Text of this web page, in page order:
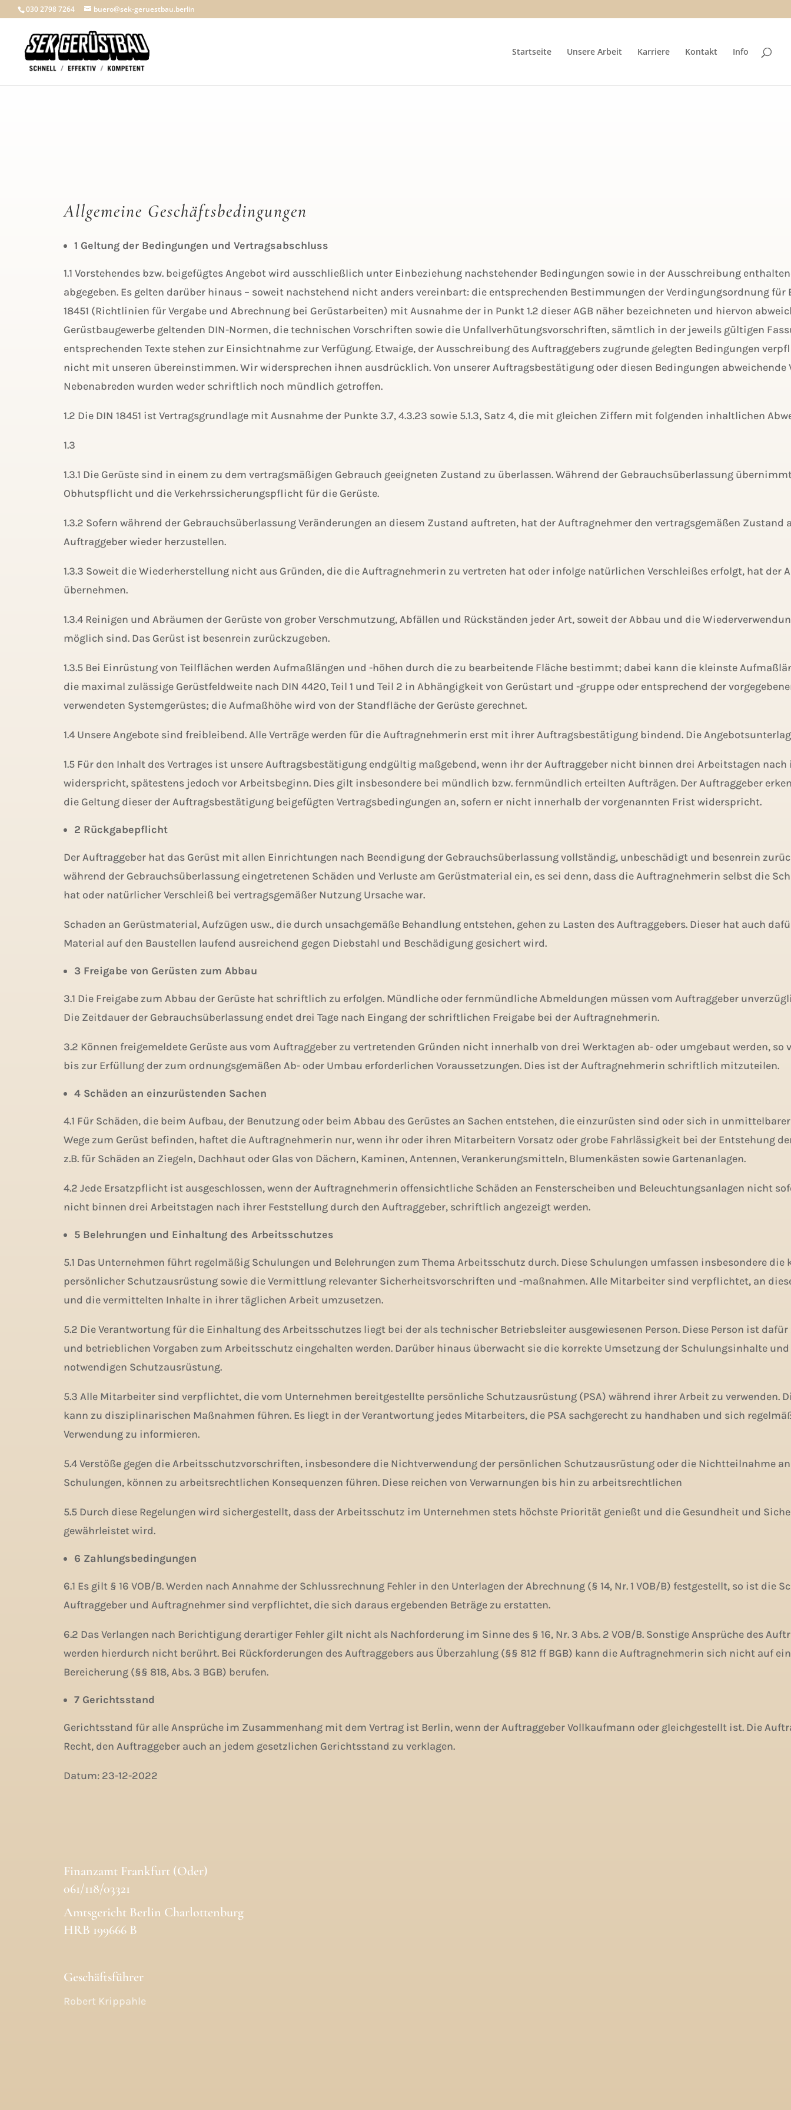
030 2798 7264 buero@sek-geruestbau.berlin
Startseite Unsere Arbeit Karriere Kontakt Info
Allgemeine Geschäftsbedingungen
1 Geltung der Bedingungen und Vertragsabschluss
1.1 Vorstehendes bzw. beigefügtes Angebot wird ausschließlich unter Einbeziehung nachstehender Bedingungen sowie in der Ausschreibung
abgegeben. Es gelten darüber hinaus – soweit nachstehend nicht anders vereinbart: die entsprechenden Bestimmungen der Verdingungsordnung für
18451 (Richtlinien für Vergabe und Abrechnung bei Gerüstarbeiten) mit Ausnahme der in Punkt 1.2 dieser AGB näher bezeichneten und hiervon
Gerüstbaugewerbe geltenden DIN-Normen, die technischen Vorschriften sowie die Unfallverhütungsvorschriften, sämtlich in der jeweils gültigen
entsprechenden Texte stehen zur Einsichtnahme zur Verfügung. Etwaige, der Ausschreibung des Auftraggebers zugrunde gelegten Bedingungen
nicht mit unseren übereinstimmen. Wir widersprechen ihnen ausdrücklich. Von unserer Auftragsbestätigung oder diesen Bedingungen abweichende
Nebenabreden wurden weder schriftlich noch mündlich getroffen.
1.2 Die DIN 18451 ist Vertragsgrundlage mit Ausnahme der Punkte 3.7, 4.3.23 sowie 5.1.3, Satz 4, die mit gleichen Ziffern mit folgenden inhaltlichen
1.3
1.3.1 Die Gerüste sind in einem zu dem vertragsmäßigen Gebrauch geeigneten Zustand zu überlassen. Während der Gebrauchsüberlassung
Obhutspflicht und die Verkehrssicherungspflicht für die Gerüste.
1.3.2 Sofern während der Gebrauchsüberlassung Veränderungen an diesem Zustand auftreten, hat der Auftragnehmer den vertragsgemäßen Zustand
Auftraggeber wieder herzustellen.
1.3.3 Soweit die Wiederherstellung nicht aus Gründen, die die Auftragnehmerin zu vertreten hat oder infolge natürlichen Verschleißes erfolgt, hat der
übernehmen.
1.3.4 Reinigen und Abräumen der Gerüste von grober Verschmutzung, Abfällen und Rückständen jeder Art, soweit der Abbau und die
möglich sind. Das Gerüst ist besenrein zurückzugeben.
1.3.5 Bei Einrüstung von Teilflächen werden Aufmaßlängen und -höhen durch die zu bearbeitende Fläche bestimmt; dabei kann die kleinste
die maximal zulässige Gerüstfeldweite nach DIN 4420, Teil 1 und Teil 2 in Abhängigkeit von Gerüstart und -gruppe oder entsprechend der
verwendeten Systemgerüstes; die Aufmaßhöhe wird von der Standfläche der Gerüste gerechnet.
1.4 Unsere Angebote sind freibleibend. Alle Verträge werden für die Auftragnehmerin erst mit ihrer Auftragsbestätigung bindend. Die
1.5 Für den Inhalt des Vertrages ist unsere Auftragsbestätigung endgültig maßgebend, wenn ihr der Auftraggeber nicht binnen drei Arbeitstagen
widerspricht, spätestens jedoch vor Arbeitsbeginn. Dies gilt insbesondere bei mündlich bzw. fernmündlich erteilten Aufträgen. Der Auftraggeber
die Geltung dieser der Auftragsbestätigung beigefügten Vertragsbedingungen an, sofern er nicht innerhalb der vorgenannten Frist widerspricht.
2 Rückgabepflicht
Der Auftraggeber hat das Gerüst mit allen Einrichtungen nach Beendigung der Gebrauchsüberlassung vollständig, unbeschädigt und besenrein
während der Gebrauchsüberlassung eingetretenen Schäden und Verluste am Gerüstmaterial ein, es sei denn, dass die Auftragnehmerin selbst die
hat oder natürlicher Verschleiß bei vertragsgemäßer Nutzung Ursache war.
Schaden an Gerüstmaterial, Aufzügen usw., die durch unsachgemäße Behandlung entstehen, gehen zu Lasten des Auftraggebers. Dieser hat auch
Material auf den Baustellen laufend ausreichend gegen Diebstahl und Beschädigung gesichert wird.
3 Freigabe von Gerüsten zum Abbau
3.1 Die Freigabe zum Abbau der Gerüste hat schriftlich zu erfolgen. Mündliche oder fernmündliche Abmeldungen müssen vom Auftraggeber
Die Zeitdauer der Gebrauchsüberlassung endet drei Tage nach Eingang der schriftlichen Freigabe bei der Auftragnehmerin.
3.2 Können freigemeldete Gerüste aus vom Auftraggeber zu vertretenden Gründen nicht innerhalb von drei Werktagen ab- oder umgebaut werden,
bis zur Erfüllung der zum ordnungsgemäßen Ab- oder Umbau erforderlichen Voraussetzungen. Dies ist der Auftragnehmerin schriftlich mitzuteilen.
4 Schäden an einzurüstenden Sachen
4.1 Für Schäden, die beim Aufbau, der Benutzung oder beim Abbau des Gerüstes an Sachen entstehen, die einzurüsten sind oder sich in
Wege zum Gerüst befinden, haftet die Auftragnehmerin nur, wenn ihr oder ihren Mitarbeitern Vorsatz oder grobe Fahrlässigkeit bei der Entstehung
z.B. für Schäden an Ziegeln, Dachhaut oder Glas von Dächern, Kaminen, Antennen, Verankerungsmitteln, Blumenkästen sowie Gartenanlagen.
4.2 Jede Ersatzpflicht ist ausgeschlossen, wenn der Auftragnehmerin offensichtliche Schäden an Fensterscheiben und Beleuchtungsanlagen nicht
nicht binnen drei Arbeitstagen nach ihrer Feststellung durch den Auftraggeber, schriftlich angezeigt werden.
5 Belehrungen und Einhaltung des Arbeitsschutzes
5.1 Das Unternehmen führt regelmäßig Schulungen und Belehrungen zum Thema Arbeitsschutz durch. Diese Schulungen umfassen insbesondere die
persönlicher Schutzausrüstung sowie die Vermittlung relevanter Sicherheitsvorschriften und -maßnahmen. Alle Mitarbeiter sind verpflichtet, an
und die vermittelten Inhalte in ihrer täglichen Arbeit umzusetzen.
5.2 Die Verantwortung für die Einhaltung des Arbeitsschutzes liegt bei der als technischer Betriebsleiter ausgewiesenen Person. Diese Person ist
und betrieblichen Vorgaben zum Arbeitsschutz eingehalten werden. Darüber hinaus überwacht sie die korrekte Umsetzung der Schulungsinhalte
notwendigen Schutzausrüstung.
5.3 Alle Mitarbeiter sind verpflichtet, die vom Unternehmen bereitgestellte persönliche Schutzausrüstung (PSA) während ihrer Arbeit zu verwenden.
kann zu disziplinarischen Maßnahmen führen. Es liegt in der Verantwortung jedes Mitarbeiters, die PSA sachgerecht zu handhaben und sich
Verwendung zu informieren.
5.4 Verstöße gegen die Arbeitsschutzvorschriften, insbesondere die Nichtverwendung der persönlichen Schutzausrüstung oder die Nichtteilnahme
Schulungen, können zu arbeitsrechtlichen Konsequenzen führen. Diese reichen von Verwarnungen bis hin zu arbeitsrechtlichen
5.5 Durch diese Regelungen wird sichergestellt, dass der Arbeitsschutz im Unternehmen stets höchste Priorität genießt und die Gesundheit und
gewährleistet wird.
6 Zahlungsbedingungen
6.1 Es gilt § 16 VOB/B. Werden nach Annahme der Schlussrechnung Fehler in den Unterlagen der Abrechnung (§ 14, Nr. 1 VOB/B) festgestellt, so ist die
Auftraggeber und Auftragnehmer sind verpflichtet, die sich daraus ergebenden Beträge zu erstatten.
6.2 Das Verlangen nach Berichtigung derartiger Fehler gilt nicht als Nachforderung im Sinne des § 16, Nr. 3 Abs. 2 VOB/B. Sonstige Ansprüche des
werden hierdurch nicht berührt. Bei Rückforderungen des Auftraggebers aus Überzahlung (§§ 812 ff BGB) kann die Auftragnehmerin sich nicht auf
Bereicherung (§§ 818, Abs. 3 BGB) berufen.
7 Gerichtsstand
Gerichtsstand für alle Ansprüche im Zusammenhang mit dem Vertrag ist Berlin, wenn der Auftraggeber Vollkaufmann oder gleichgestellt ist. Die
Recht, den Auftraggeber auch an jedem gesetzlichen Gerichtsstand zu verklagen.
Datum: 23-12-2022
Finanzamt Frankfurt (Oder)
061/118/03321
Amtsgericht Berlin Charlottenburg
HRB 199666 B
Geschäftsführer
Robert Krippahle